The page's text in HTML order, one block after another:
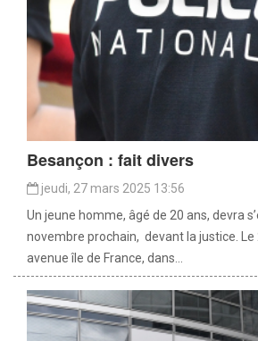
Besançon : fait divers
jeudi, 27 mars 2025 13:56
Un jeune homme, âgé de 20 ans, devra
novembre prochain, devant la justice. Le
avenue île de France, dans...